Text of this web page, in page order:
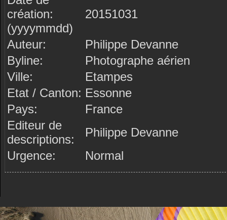
création:
(yyyymmdd)
20151031
Auteur:
Philippe Devanne
Byline:
Photographe aérien
Ville:
Etampes
Etat / Canton: Essonne
Pays:
France
Editeur de
descriptions:
Philippe Devanne
Urgence:
Normal